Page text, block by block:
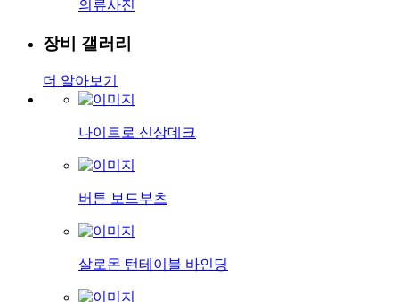
의류사진
장비 갤러리
더 알아보기
나이트로 신상데크
버튼 보드부츠
살로몬 턴테이블 바인딩